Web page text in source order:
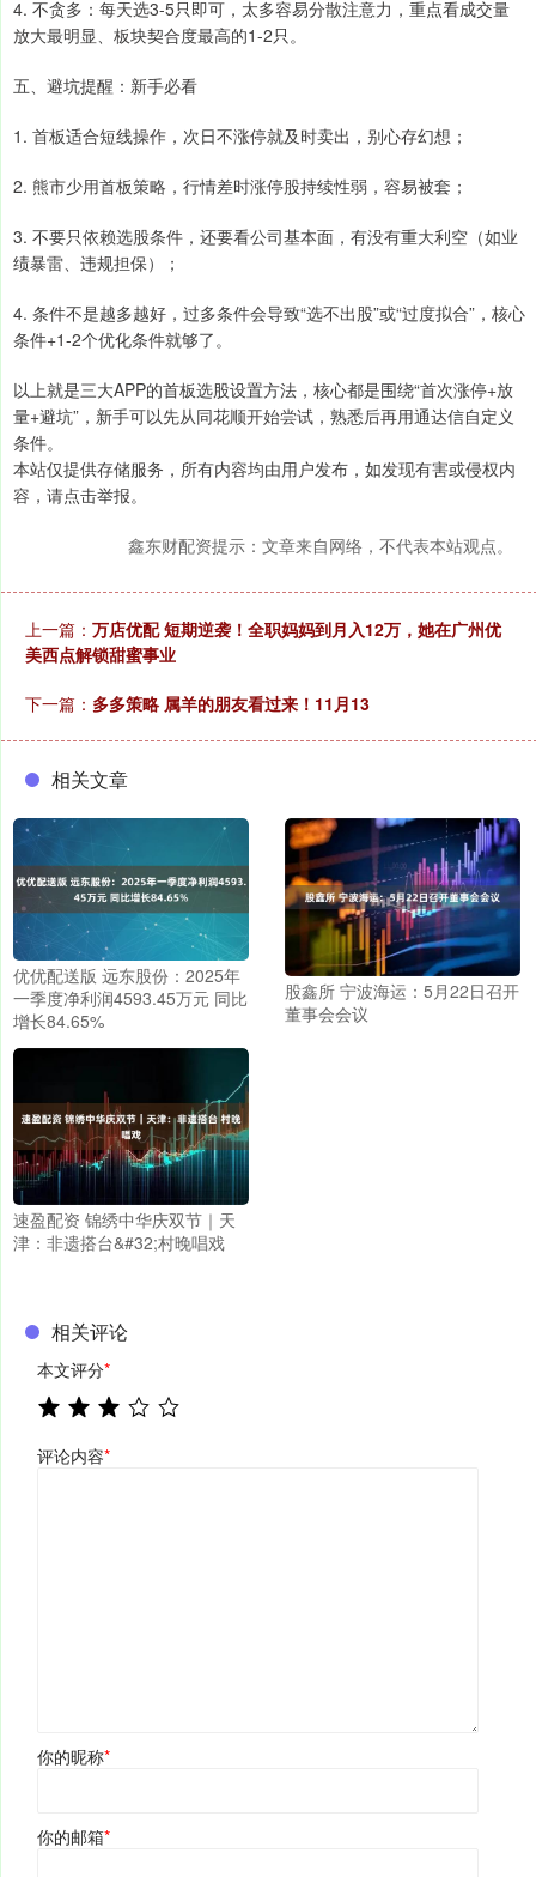
4. 不贪多：每天选3-5只即可，太多容易分散注意力，重点看成交量
放大最明显、板块契合度最高的1-2只。
五、避坑提醒：新手必看
1. 首板适合短线操作，次日不涨停就及时卖出，别心存幻想；
2. 熊市少用首板策略，行情差时涨停股持续性弱，容易被套；
3. 不要只依赖选股条件，还要看公司基本面，有没有重大利空（如业
绩暴雷、违规担保）；
4. 条件不是越多越好，过多条件会导致“选不出股”或“过度拟合”，核心
条件+1-2个优化条件就够了。
以上就是三大APP的首板选股设置方法，核心都是围绕“首次涨停+放
量+避坑”，新手可以先从同花顺开始尝试，熟悉后再用通达信自定义
条件。
本站仅提供存储服务，所有内容均由用户发布，如发现有害或侵权内
容，请点击举报。
鑫东财配资提示：文章来自网络，不代表本站观点。
上一篇： 万店优配 短期逆袭！全职妈妈到月入12万，她在广州优
美西点解锁甜蜜事业
下一篇： 多多策略 属羊的朋友看过来！11月13
相关文章
优优配送版 远东股份：2025年
一季度净利润4593.45万元 同比
增长84.65%
股鑫所 宁波海运：5月22日召开
董事会会议
速盈配资 锦绣中华庆双节｜天
津：非遗搭台&#32;村晚唱戏
相关评论
本文评分*
评论内容*
你的昵称*
你的邮箱*